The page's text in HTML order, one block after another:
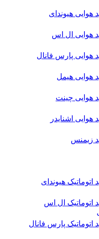
هوایی هیوندای
هوایی ال اس
هوایی پارس فانال
هوایی هیمل
هوایی چینت
هوایی اشنایدر
زیمنس
اتوماتیک هیوندای
اتوماتیک ال اس
اتوماتیک پارس فانال